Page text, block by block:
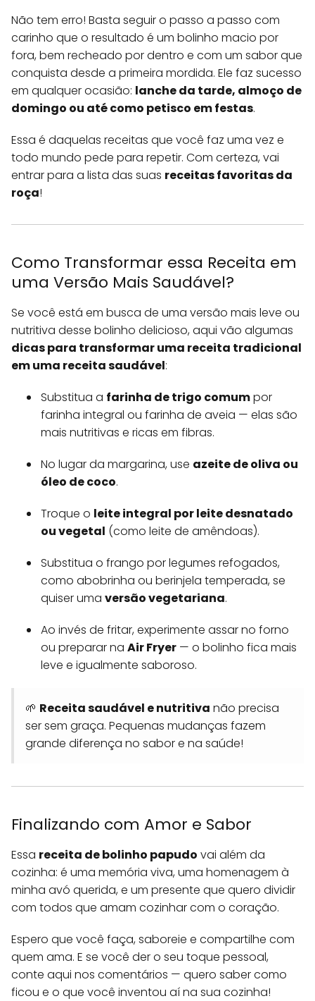
Não tem erro! Basta seguir o passo a passo com
carinho que o resultado é um bolinho macio por
fora, bem recheado por dentro e com um sabor que
conquista desde a primeira mordida. Ele faz sucesso
em qualquer ocasião: lanche da tarde, almoço de
domingo ou até como petisco em festas.
Essa é daquelas receitas que você faz uma vez e
todo mundo pede para repetir. Com certeza, vai
entrar para a lista das suas receitas favoritas da
roça!
Como Transformar essa Receita em
uma Versão Mais Saudável?
Se você está em busca de uma versão mais leve ou
nutritiva desse bolinho delicioso, aqui vão algumas
dicas para transformar uma receita tradicional
em uma receita saudável:
Substitua a farinha de trigo comumpor
farinha integral ou farinha de aveia — elas são
mais nutritivas e ricas em fibras.
No lugar da margarina, use azeite de oliva ou
óleo de coco.
Troque o leite integral por leite desnatado
ou vegetal (como leite de amêndoas).
Substitua o frango por legumes refogados,
como abobrinha ou berinjela temperada, se
quiser uma versão vegetariana.
Ao invés de fritar, experimente assar no forno
ou preparar na Air Fryer — o bolinho fica mais
leve e igualmente saboroso.
🌱 Receita saudável e nutritiva não precisa
ser sem graça. Pequenas mudanças fazem
grande diferença no sabor e na saúde!
Finalizando com Amor e Sabor
Essa receita de bolinho papudo vai além da
cozinha: é uma memória viva, uma homenagem à
minha avó querida, e um presente que quero dividir
com todos que amam cozinhar com o coração.
Espero que você faça, saboreie e compartilhe com
quem ama. E se você der o seu toque pessoal,
conte aqui nos comentários — quero saber como
ficou e o que você inventou aí na sua cozinha!